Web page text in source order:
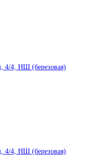
4/4, НШ (березовая)
4/4, НШ (березовая)